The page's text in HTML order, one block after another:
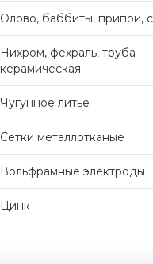
Олово, баббиты, припои,
Нихром, фехраль, труба
керамическая
Чугунное литье
Сетки металлотканые
Вольфрамные электроды
Цинк